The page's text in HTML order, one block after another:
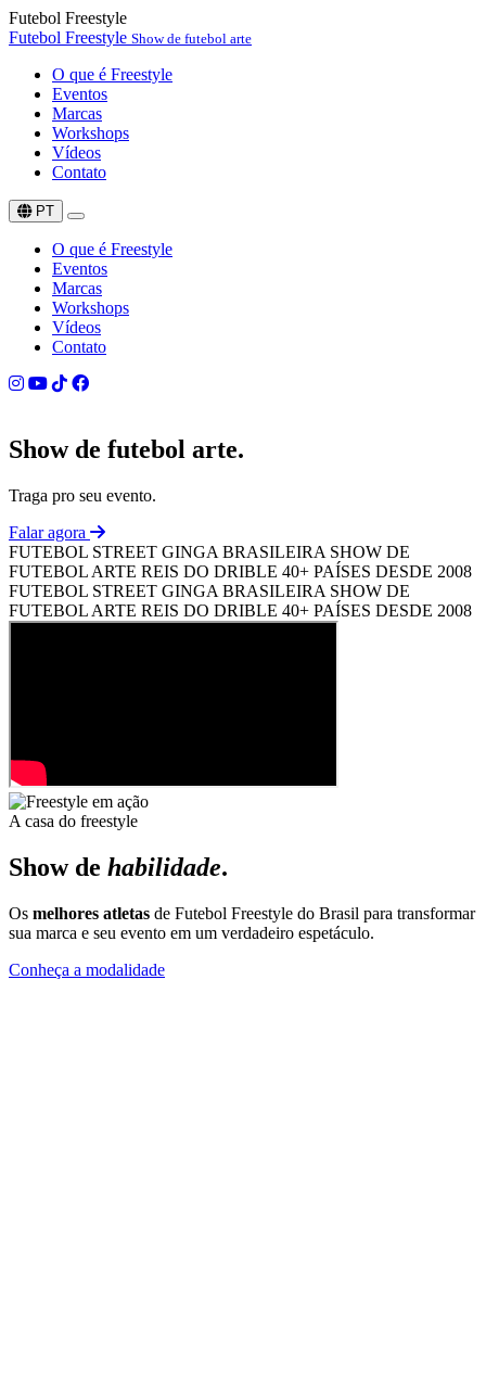
Futebol Freestyle
Futebol Freestyle Show de futebol arte
O que é Freestyle
Eventos
Marcas
Workshops
Vídeos
Contato
PT
O que é Freestyle
Eventos
Marcas
Workshops
Vídeos
Contato
Show de futebol arte.
Traga pro seu evento.
Falar agora
FUTEBOL STREET GINGA BRASILEIRA SHOW DE
FUTEBOL ARTE REIS DO DRIBLE 40+ PAÍSES DESDE 2008
FUTEBOL STREET GINGA BRASILEIRA SHOW DE
FUTEBOL ARTE REIS DO DRIBLE 40+ PAÍSES DESDE 2008
A casa do freestyle
Show de habilidade.
Os melhores atletas de Futebol Freestyle do Brasil para transformar
sua marca e seu evento em um verdadeiro espetáculo.
Conheça a modalidade